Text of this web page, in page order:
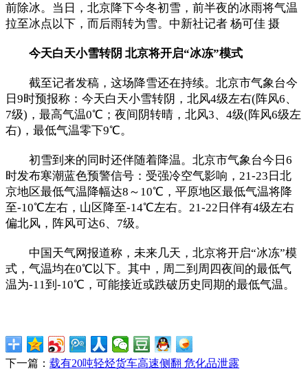
前除冰。当日，北京降下今冬初雪，前半夜的冰雨将气温
拉至冰点以下，而后雨转为雪。中新社记者 杨可佳 摄
今天白天小雪转阴 北京将开启“冰冻”模式
截至记者发稿，这场降雪还在持续。北京市气象台今
日9时预报称：今天白天小雪转阴，北风4级左右(阵风6、
7级)，最高气温0℃；夜间阴转晴，北风3、4级(阵风6级左
右)，最低气温零下9℃。
初雪到来的同时还伴随着降温。北京市气象台今日6
时发布寒潮蓝色预警信号：受强冷空气影响，21-23日北
京地区最低气温降幅达8～10℃，平原地区最低气温将降
至-10℃左右，山区降至-14℃左右。21-22日伴有4级左右
偏北风，阵风可达6、7级。
中国天气网报道称，未来几天，北京将开启“冰冻”模
式，气温均在0℃以下。其中，周二到周四夜间的最低气
温为-11到-10℃，可能接近或跌破历史同期的最低气温。
下一篇： 载有20吨轻烃货车高速侧翻 危化品泄露